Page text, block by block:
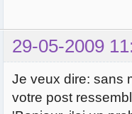
29-05-2009
Je veux dire: sans
votre post